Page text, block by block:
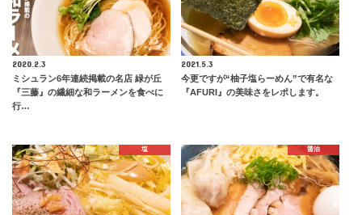
2020.2.3
ミシュラン6年連続掲載の名店 緑が丘
『三藤』の繊細な和ラーメンを食べに
行…
2021.5.3
今更ですが“柚子塩らーめん”で有名な
『AFURI』の美味さをレポします。
塩 醤油